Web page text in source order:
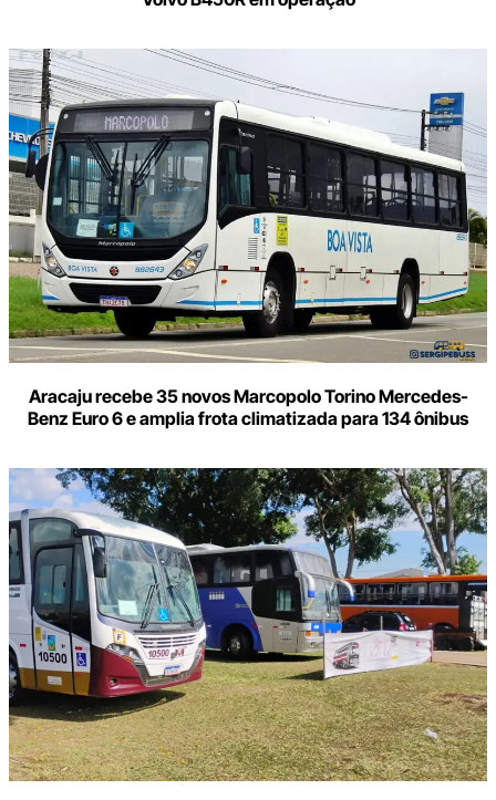
Aracaju recebe 35 novos Marcopolo Torino Mercedes-
Benz Euro 6 e amplia frota climatizada para 134 ônibus